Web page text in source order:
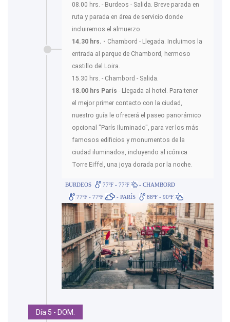
08.00 hrs. - Burdeos - Salida. Breve parada en
ruta y parada en área de servicio donde
incluiremos el almuerzo.
14.30 hrs. - Chambord - Llegada. Incluimos la
entrada al parque de Chambord, hermoso
castillo del Loira.
15.30 hrs. - Chambord - Salida.
18.00 hrs París - Llegada al hotel. Para tener
el mejor primer contacto con la ciudad,
nuestro guía le ofrecerá el paseo panorámico
opcional "París Iluminado", para ver los más
famosos edificios y monumentos de la
ciudad iluminados, incluyendo al icónica
Torre Eiffel, una joya dorada por la noche.
BURDEOS 77ºF - 77ºF
- CHAMBORD
77ºF - 77ºF
- PARÍS 88ºF - 90ºF
Día 5 - DOM.